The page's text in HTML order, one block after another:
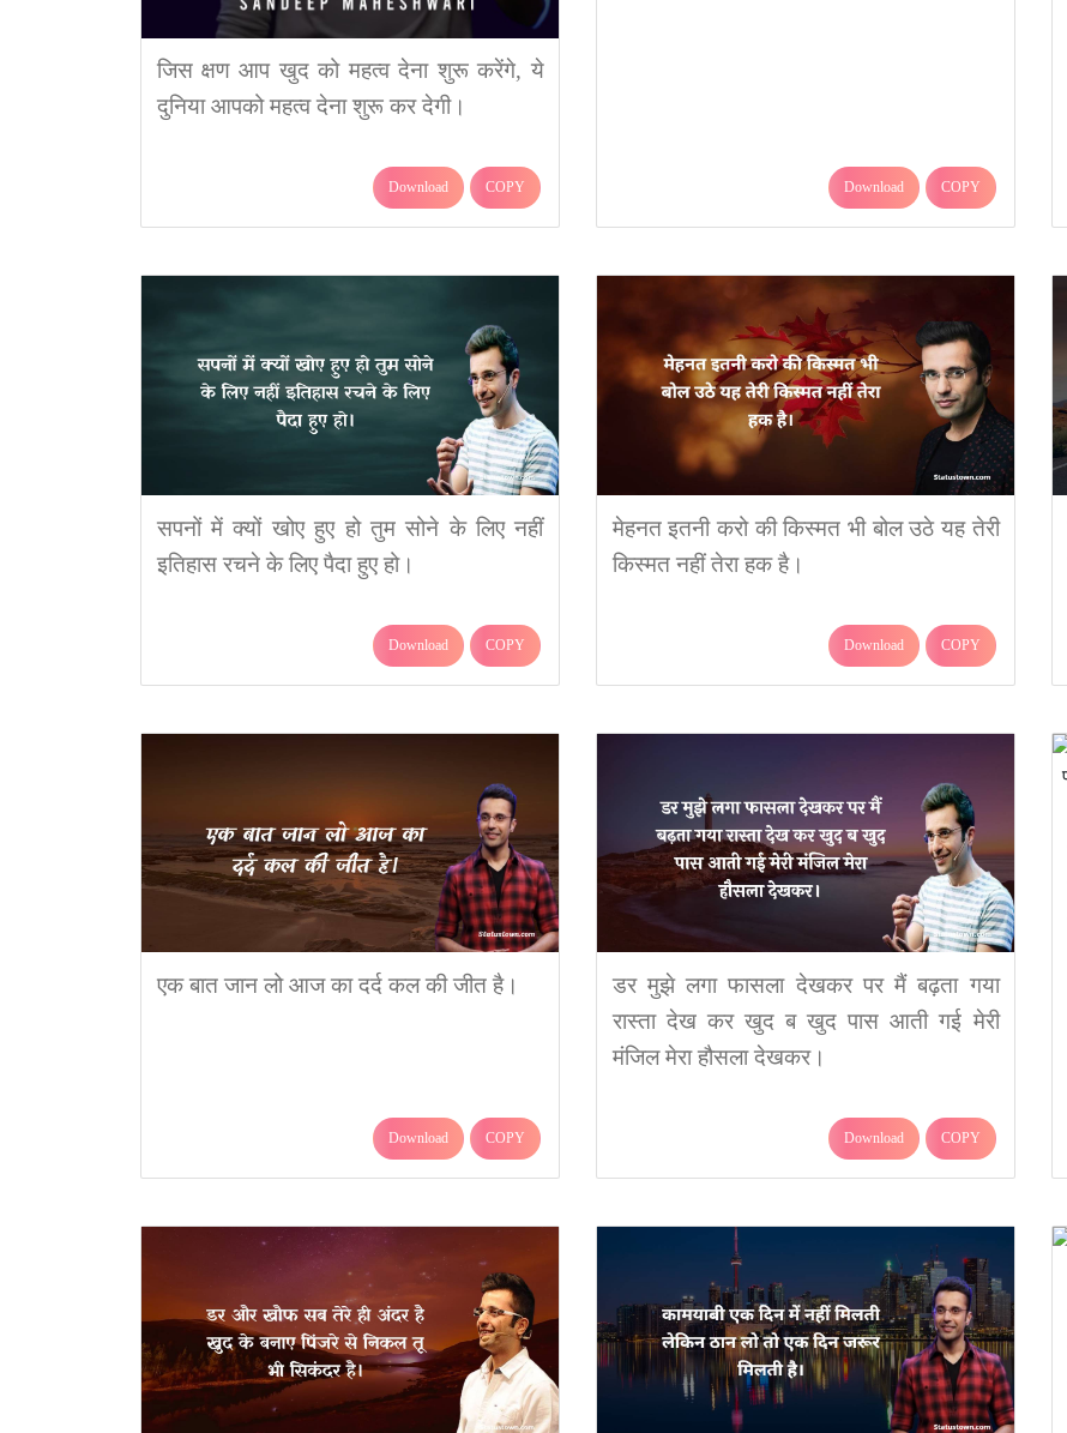
जिस क्षण आप खुद को महत्व देना शुरू करेंगे, ये
दुनिया आपको महत्व देना शुरू कर देगी।
Download COPY Download COPY
सपनों में क्यों खोए हुए हो तुम सोने के लिए नहीं
इतिहास रचने के लिए पैदा हुए हो।
Download COPY
मेहनत इतनी करो की किस्मत भी बोल उठे यह तेरी
किस्मत नहीं तेरा हक है।
Download COPY
एक बात जान लो आज का दर्द कल की जीत है।
Download COPY
डर मुझे लगा फासला देखकर पर मैं बढ़ता गया
रास्ता देख कर खुद ब खुद पास आती गई मेरी
मंजिल मेरा हौसला देखकर।
Download COPY